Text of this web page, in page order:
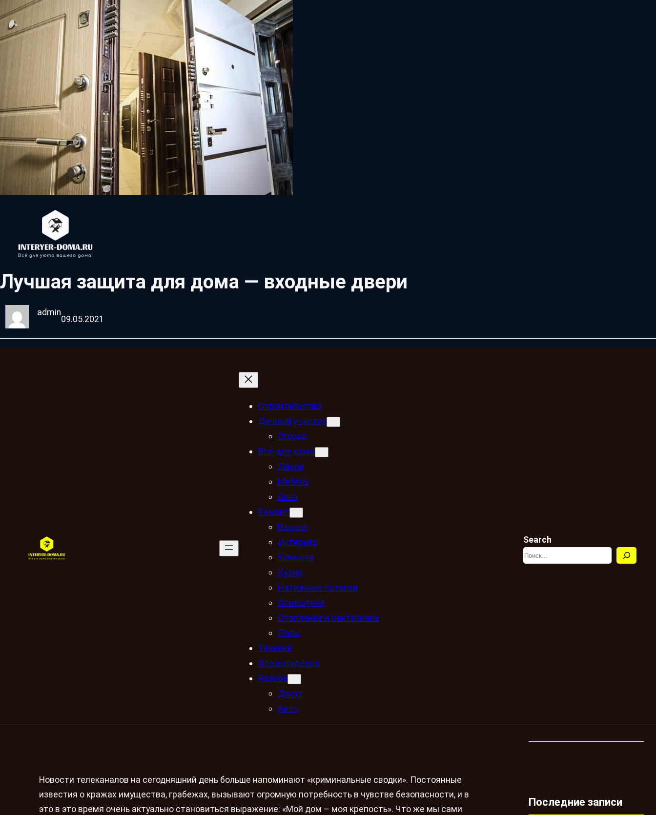
Лучшая защита для дома — входные двери
admin
09.05.2021
Строительство
Дачный участок
Огород
Всё для дома
Двери
Мебель
Окна
Ремонт
Ванная
Интерьер
Комната
Кухня
Натяжные потолки
Освещение
Отопление и сантехника
Полы
Техника
Это интересно
Разное
Досуг
Авто
Search
Новости телеканалов на сегодняшний день больше напоминают «криминальные сводки». Постоянные
известия о кражах имущества, грабежах, вызывают огромную потребность в чувстве безопасности, и в
это в это время очень актуально становиться выражение: «Мой дом – моя крепость». Что же мы сами
Последние записи